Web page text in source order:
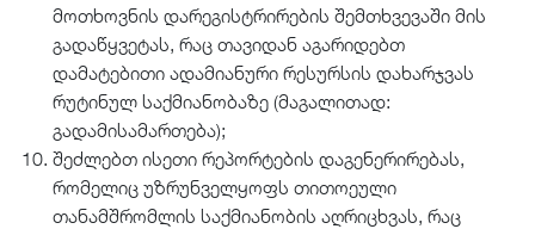
მოთხოვნის დარეგისტრირების შემთხვევაში მის
გადაწყვეტას, რაც თავიდან აგარიდებთ
დამატებითი ადამიანური რესურსის დახარჯვას
რუტინულ საქმიანობაზე (მაგალითად:
გადამისამართება);
შეძლებთ ისეთი რეპორტების დაგენერირებას,
რომელიც უზრუნველყოფს თითოეული
თანამშრომლის საქმიანობის აღრიცხვას, რაც